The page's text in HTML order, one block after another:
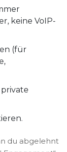
keine VoIP-
(für
du abgelehnt